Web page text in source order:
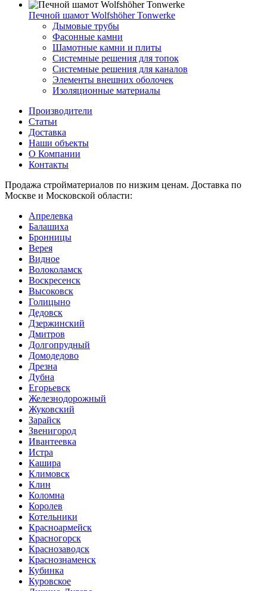
Печной шамот Wolfshöher Tonwerke
Дымовые трубы
Фасонные камни
Шамотные камни и плиты
Системные решения для топок
Системные решения для каналов
Элементы внешних оболочек
Изоляционные материалы
Производители
Статьи
Доставка
Наши объекты
О Компании
Контакты
Продажа стройматериалов по низким ценам. Доставка по
Москве и Московской области:
Апрелевка
Балашиха
Бронницы
Верея
Видное
Волоколамск
Воскресенск
Высоковск
Голицыно
Дедовск
Дзержинский
Дмитров
Долгопрудный
Домодедово
Дрезна
Дубна
Егорьевск
Железнодорожный
Жуковский
Зарайск
Звенигород
Ивантеевка
Истра
Кашира
Климовск
Клин
Коломна
Королев
Котельники
Красноармейск
Красногорск
Краснозаводск
Краснознаменск
Кубинка
Куровское